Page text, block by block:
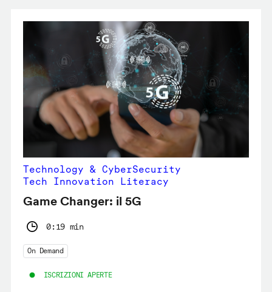
Technology & CyberSecurity
Tech Innovation Literacy
Game Changer: il 5G
0:19 min
On Demand
ISCRIZIONI APERTE